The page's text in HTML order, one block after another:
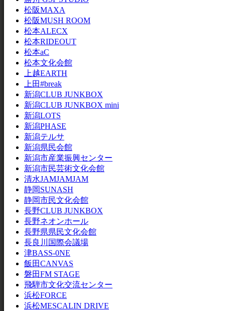
松阪MAXA
松阪MUSH ROOM
松本ALECX
松本RIDEOUT
松本aC
松本文化会館
上越EARTH
上田#break
新潟CLUB JUNKBOX
新潟CLUB JUNKBOX mini
新潟LOTS
新潟PHASE
新潟テルサ
新潟県民会館
新潟市産業振興センター
新潟市民芸術文化会館
清水JAMJAMJAM
静岡SUNASH
静岡市民文化会館
長野CLUB JUNKBOX
長野ネオンホール
長野県県民文化会館
長良川国際会議場
津BASS-0NE
飯田CANVAS
磐田FM STAGE
飛騨市文化交流センター
浜松FORCE
浜松MESCALIN DRIVE